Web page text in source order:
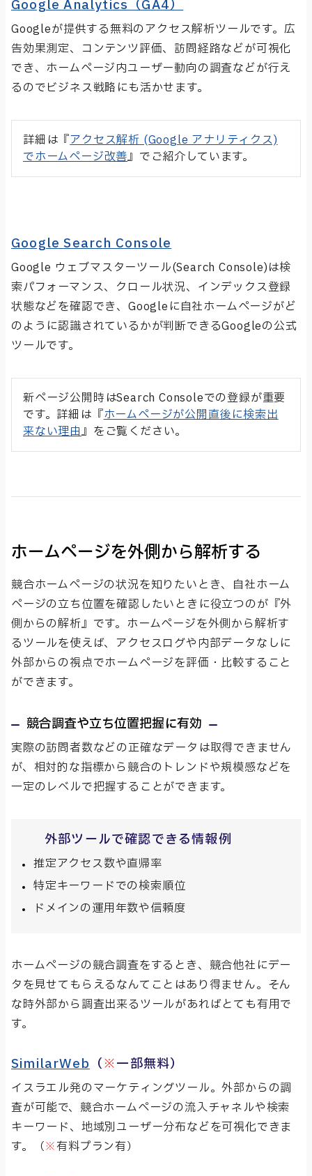
Google Analytics（GA4）
Googleが提供する無料のアクセス解析ツールです。広
告効果測定、コンテンツ評価、訪問経路などが可視化
でき、ホームページ内ユーザー動向の調査などが行え
るのでビジネス戦略にも活かせます。
詳細は『アクセス解析 (Google アナリティクス)
でホームページ改善』でご紹介しています。
Google Search Console
Google ウェブマスターツール(Search Console)は検
索パフォーマンス、クロール状況、インデックス登録
状態などを確認でき、Googleに自社ホームページがど
のように認識されているかが判断できるGoogleの公式
ツールです。
新ページ公開時はSearch Consoleでの登録が重要
です。詳細は『ホームページが公開直後に検索出
来ない理由』をご覧ください。
ホームページを外側から解析する
競合ホームページの状況を知りたいとき、自社ホーム
ページの立ち位置を確認したいときに役立つのが『外
側からの解析』です。ホームページを外側から解析す
るツールを使えば、アクセスログや内部データなしに
外部からの視点でホームページを評価・比較すること
ができます。
競合調査や立ち位置把握に有効
実際の訪問者数などの正確なデータは取得できません
が、相対的な指標から競合のトレンドや規模感などを
一定のレベルで把握することができます。
外部ツールで確認できる情報例
推定アクセス数や直帰率
特定キーワードでの検索順位
ドメインの運用年数や信頼度
ホームページの競合調査をするとき、競合他社にデー
タを見せてもらえるなんてことはあり得ません。そん
な時外部から調査出来るツールがあればとても有用で
す。
SimilarWeb （※一部無料）
イスラエル発のマーケティングツール。外部からの調
査が可能で、競合ホームページの流入チャネルや検索
キーワード、地域別ユーザー分布などを可視化できま
す。（※有料プラン有）